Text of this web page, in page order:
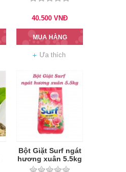
40.500 VNĐ
MUA HÀNG
Ưa thích
Bột Giặt Surf ngát
hương xuân 5.5kg